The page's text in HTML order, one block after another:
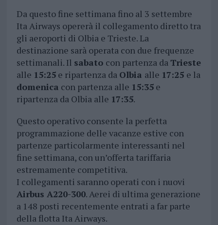
Da questo fine settimana fino al 3 settembre
Ita Airways opererà il collegamento diretto tra
gli aeroporti di Olbia e Trieste. La
destinazione sarà operata con due frequenze
settimanali. Il sabato con partenza daTrieste
alle 15:25e ripartenza da Olbia alle 17:25 e la
domenica con partenza alle 15:35e
ripartenza da Olbia alle 17:35.
Questo operativo consente la perfetta
programmazione delle vacanze estive con
partenze particolarmente interessanti nel
fine settimana, con un’offerta tariffaria
estremamente competitiva.
I collegamenti saranno operati con i nuovi
Airbus A220-300. Aerei di ultima generazione
a 148 posti recentemente entrati a far parte
della flotta Ita Airways.